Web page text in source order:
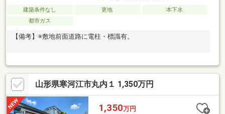
建築条件なし 更地
本下水
都市ガス
【備考】※敷地前面道路に電柱・標識有。
山形県寒河江市丸内１ 1,350万円
1,350万円